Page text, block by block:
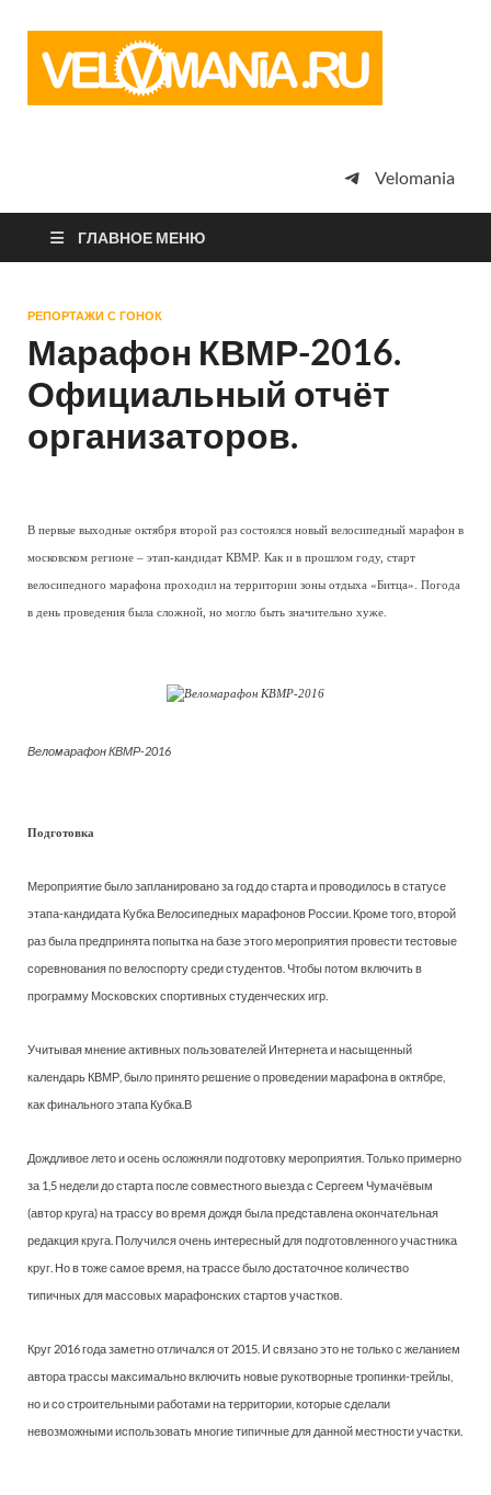
просто
Velomania
ГЛАВНОЕ МЕНЮ
РЕПОРТАЖИ С ГОНОК
Марафон КВМР-2016.
Официальный отчёт
организаторов.
В первые выходные октября второй раз состоялся новый велосипедный марафон в
московском регионе – этап-кандидат КВМР. Как и в прошлом году, старт
велосипедного марафона проходил на территории зоны отдыха «Битца». Погода
в день проведения была сложной, но могло быть значительно хуже.
Веломарафон КВМР-2016
Подготовка
Мероприятие было запланировано за год до старта и проводилось в статусе
этапа-кандидата Кубка Велосипедных марафонов России. Кроме того, второй
раз была предпринята попытка на базе этого мероприятия провести тестовые
соревнования по велоспорту среди студентов. Чтобы потом включить в
программу Московских спортивных студенческих игр.
Учитывая мнение активных пользователей Интернета и насыщенный
календарь КВМР, было принято решение о проведении марафона в октябре,
как финального этапа Кубка.В
Дождливое лето и осень осложняли подготовку мероприятия. Только примерно
за 1,5 недели до старта после совместного выезда с Сергеем Чумачёвым
(автор круга) на трассу во время дождя была представлена окончательная
редакция круга. Получился очень интересный для подготовленного участника
круг. Но в тоже самое время, на трассе было достаточное количество
типичных для массовых марафонских стартов участков.
Круг 2016 года заметно отличался от 2015. И связано это не только с желанием
автора трассы максимально включить новые рукотворные тропинки-трейлы,
но и со строительными работами на территории, которые сделали
невозможными использовать многие типичные для данной местности участки.